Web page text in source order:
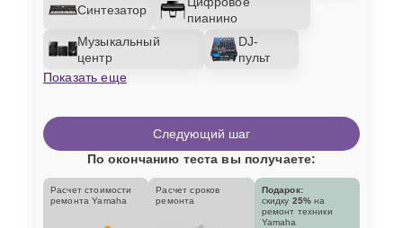
Синтезатор
пианино
Музыкальный
центр
DJ-
пульт
Показать еще
Следующий шаг
По окончанию теста вы получаете:
Расчет стоимости
ремонта Yamaha
Расчет сроков
ремонта
Подарок:
скидку 25% на
ремонт техники
Yamaha